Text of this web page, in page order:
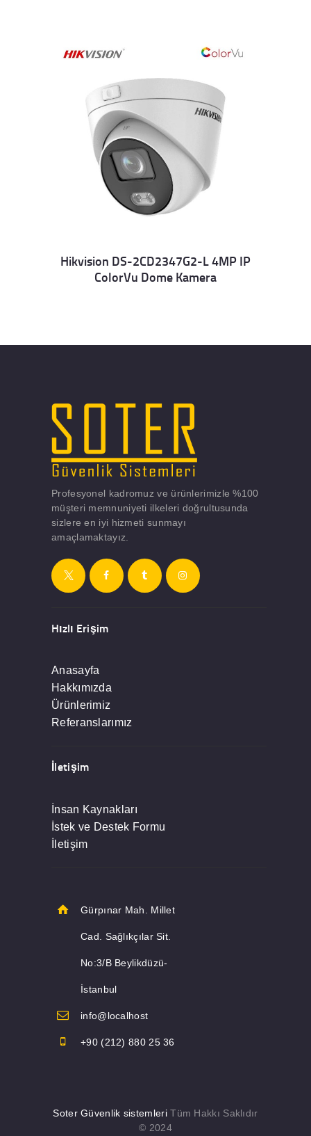
Details
Hikvision DS-2CD2347G2-L 4MP IP
ColorVu Dome Kamera
Profesyonel kadromuz ve ürünlerimizle %100
müşteri memnuniyeti ilkeleri doğrultusunda
sizlere en iyi hizmeti sunmayı
amaçlamaktayız.
Hızlı Erişim
Anasayfa
Hakkımızda
Ürünlerimiz
Referanslarımız
İletişim
İnsan Kaynakları
İstek ve Destek Formu
İletişim
Gürpınar Mah. Millet
Cad. Sağlıkçılar Sit.
No:3/B Beylikdüzü-
İstanbul
info@localhost
+90 (212) 880 25 36
Soter Güvenlik sistemleriTüm Hakkı Saklıdır
© 2024